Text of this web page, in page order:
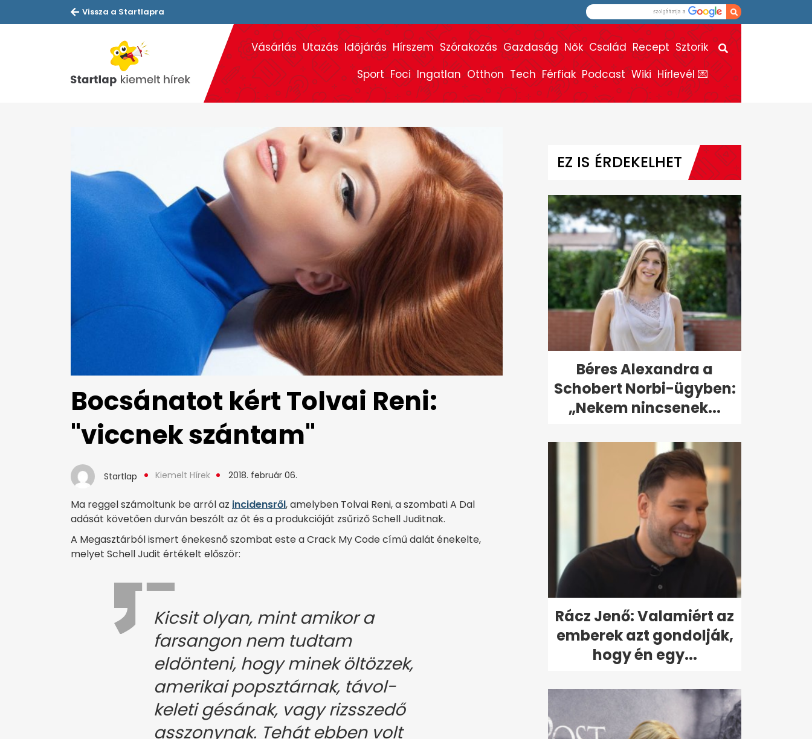
Vissza a Startlapra
Vásárlás Utazás Időjárás Hírszem Szórakozás Gazdaság Nők Család Recept Sztorik
Sport Foci Ingatlan Otthon Tech Férfiak Podcast Wiki Hírlevél 💌
Bocsánatot kért Tolvai Reni:
"viccnek szántam"
Startlap Kiemelt Hírek 2018. február 06.
Ma reggel számoltunk be arról az incidensről, amelyben Tolvai Reni, a szombati A Dal
adását követően durván beszólt az őt és a produkcióját zsűriző Schell Juditnak.
A Megasztárból ismert énekesnő szombat este a Crack My Code című dalát énekelte,
melyet Schell Judit értékelt először:
Kicsit olyan, mint amikor a
farsangon nem tudtam
eldönteni, hogy minek öltözzek,
amerikai popsztárnak, távol-
keleti gésának, vagy rizsszedő
asszonynak. Tehát ebben volt
EZ IS ÉRDEKELHET
Béres Alexandra a
Schobert Norbi-ügyben:
„Nekem nincsenek...
Rácz Jenő: Valamiért az
emberek azt gondolják,
hogy én egy...